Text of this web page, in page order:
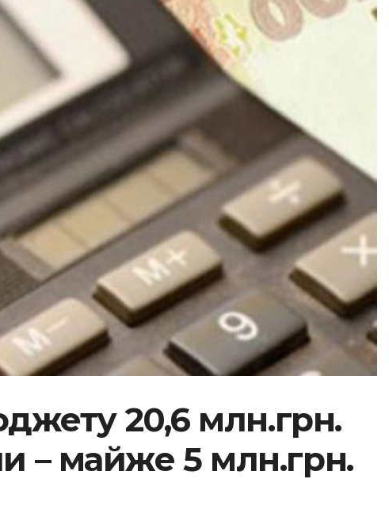
20,6 млн.грн.
– майже 5 млн.грн.